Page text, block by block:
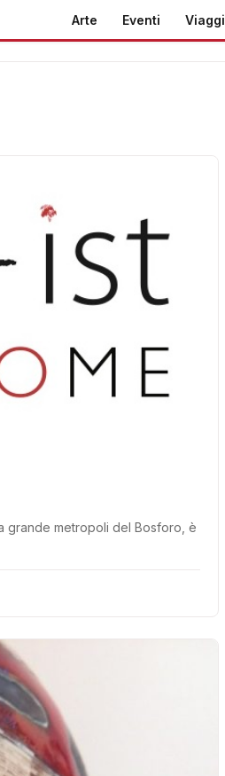
Arte Eventi Viaggi
grande metropoli del Bosforo, è